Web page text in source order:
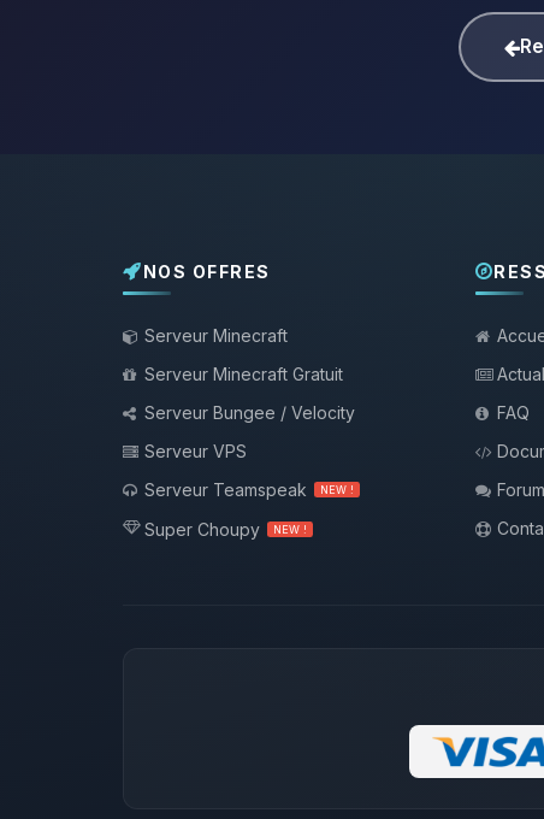
NOS OFFRES
Serveur Minecraft
Serveur Minecraft Gratuit
Serveur Bungee / Velocity
Serveur VPS
Serveur Teamspeak
NEW !
Super Choupy NEW !
FAQ
Forum